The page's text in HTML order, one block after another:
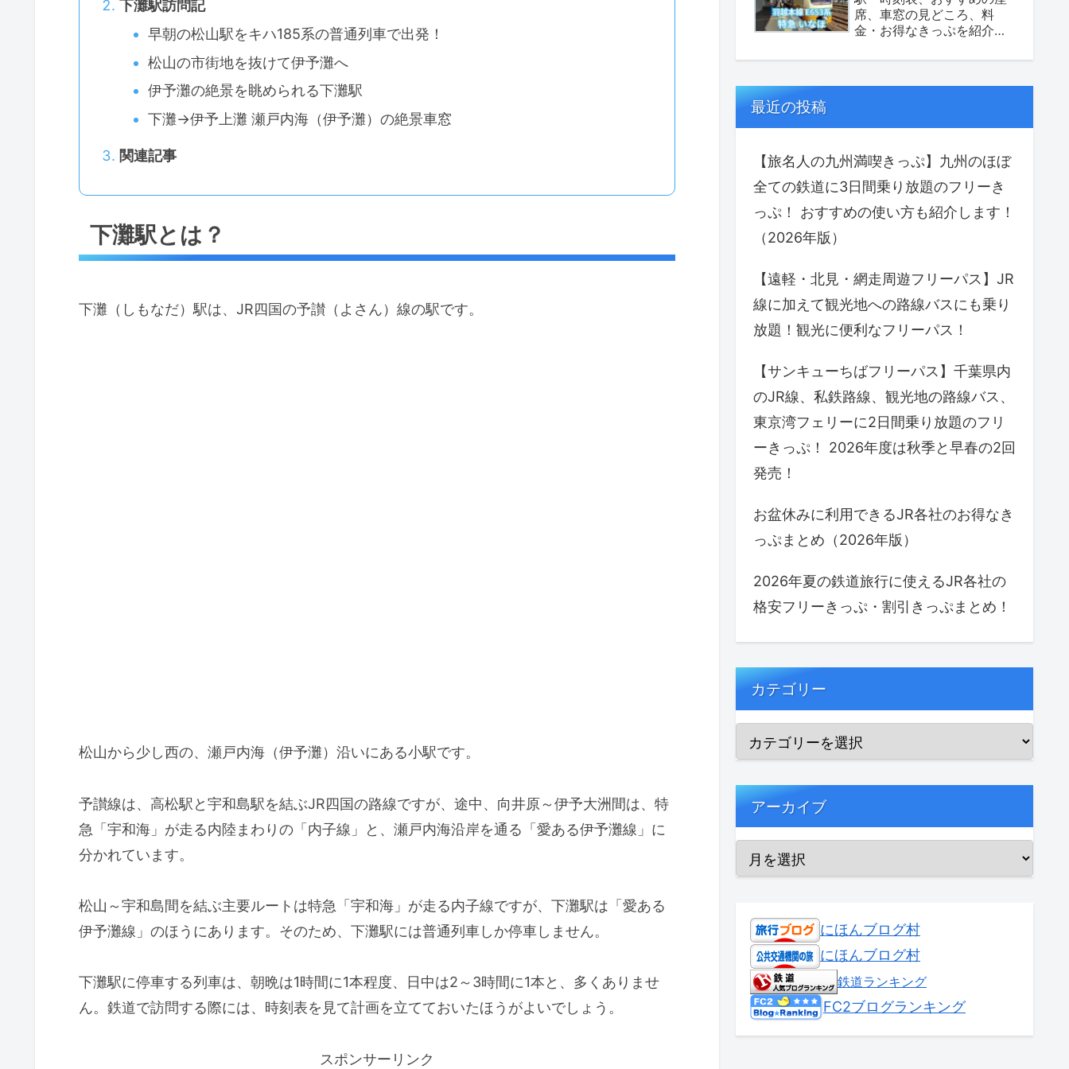
下灘駅訪問記
早朝の松山駅をキハ185系の普通列車で出発！
松山の市街地を抜けて伊予灘へ
伊予灘の絶景を眺められる下灘駅
下灘→伊予上灘 瀬戸内海（伊予灘）の絶景車窓
関連記事
下灘駅とは？
下灘（しもなだ）駅は、JR四国の予讃（よさん）線の駅です。
松山から少し西の、瀬戸内海（伊予灘）沿いにある小駅です。
予讃線は、高松駅と宇和島駅を結ぶJR四国の路線ですが、途中、向井原～伊予大洲間は、特
急「宇和海」が走る内陸まわりの「内子線」と、瀬戸内海沿岸を通る「愛ある伊予灘線」に
分かれています。
松山～宇和島間を結ぶ主要ルートは特急「宇和海」が走る内子線ですが、下灘駅は「愛ある
伊予灘線」のほうにあります。そのため、下灘駅には普通列車しか停車しません。
下灘駅に停車する列車は、朝晩は1時間に1本程度、日中は2～3時間に1本と、多くありませ
ん。鉄道で訪問する際には、時刻表を見て計画を立てておいたほうがよいでしょう。
スポンサーリンク
席、車窓の見どころ、料
金・お得なきっぷを紹介し
最近の投稿
【旅名人の九州満喫きっぷ】九州のほぼ
全ての鉄道に3日間乗り放題のフリーき
っぷ！ おすすめの使い方も紹介します！
（2026年版）
【遠軽・北見・網走周遊フリーパス】JR
線に加えて観光地への路線バスにも乗り
放題！観光に便利なフリーパス！
【サンキューちばフリーパス】千葉県内
のJR線、私鉄路線、観光地の路線バス、
東京湾フェリーに2日間乗り放題のフリ
ーきっぷ！ 2026年度は秋季と早春の2回
発売！
お盆休みに利用できるJR各社のお得なき
っぷまとめ（2026年版）
2026年夏の鉄道旅行に使えるJR各社の
格安フリーきっぷ・割引きっぷまとめ！
カテゴリー
アーカイブ
にほんブログ村
にほんブログ村
鉄道ランキング
FC2ブログランキング